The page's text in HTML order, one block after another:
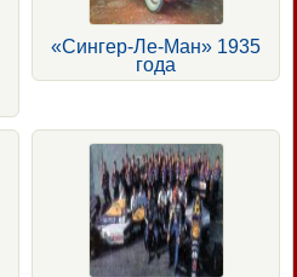
«Сингер-Ле-Ман» 1935
года